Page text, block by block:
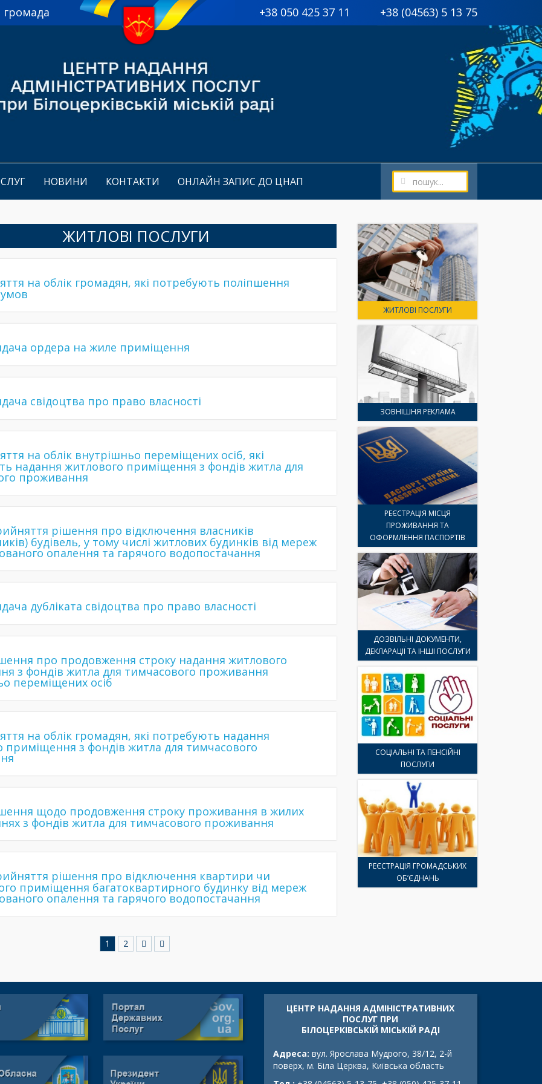
громада +38 050 425 37 11 +38 (04563) 5 13 75
НОВИНИ КОНТАКТИ ОНЛАЙН ЗАПИС ДО ЦНАП
ЖИТЛОВІ ПОСЛУГИ
на облік громадян, які потребують поліпшення
ордера на жиле приміщення
свідоцтва про право власності
на облік внутрішньо переміщених осіб, які
надання житлового приміщення з фондів житла для
проживання
рішення про відключення власників
будівель, у тому числі житлових будинків від мереж
опалення та гарячого водопостачання
дубліката свідоцтва про право власності
про продовження строку надання житлового
з фондів житла для тимчасового проживання
переміщених осіб
на облік громадян, які потребують надання
приміщення з фондів житла для тимчасового
щодо продовження строку проживання в жилих
з фондів житла для тимчасового проживання
рішення про відключення квартири чи
приміщення багатоквартирного будинку від мереж
опалення та гарячого водопостачання
1 2
ЖИТЛОВІ ПОСЛУГИ
ЗОВНІШНЯ РЕКЛАМА
РЕЄСТРАЦІЯ МІСЦЯ
ПРОЖИВАННЯ ТА
ОФОРМЛЕННЯ ПАСПОРТІВ
ДОЗВІЛЬНІ ДОКУМЕНТИ,
ДЕКЛАРАЦІЇ ТА ІНШІ ПОСЛУГИ
СОЦІАЛЬНІ ТА ПЕНСІЙНІ
ПОСЛУГИ
РЕЄСТРАЦІЯ ГРОМАДСЬКИХ
ОБ’ЄДНАНЬ
ЦЕНТР НАДАННЯ АДМІНІСТРАТИВНИХ
ПОСЛУГ ПРИ
БІЛОЦЕРКІВСЬКІЙ МІСЬКІЙ РАДІ
Адреса: вул. Ярослава Мудрого, 38/12, 2-й
поверх, м. Біла Церква, Київська область